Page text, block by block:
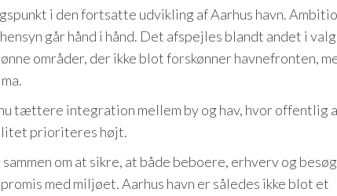
i den fortsatte udvikling af Aarhus havn.
går hånd i hånd. Det afspejles blandt andet i
områder, der ikke blot forskønner havnefronten,
tættere integration mellem by og hav, hvor offentlig
prioriteres højt.
om at sikre, at både beboere, erhverv og
med miljøet. Aarhus havn er således ikke blot et